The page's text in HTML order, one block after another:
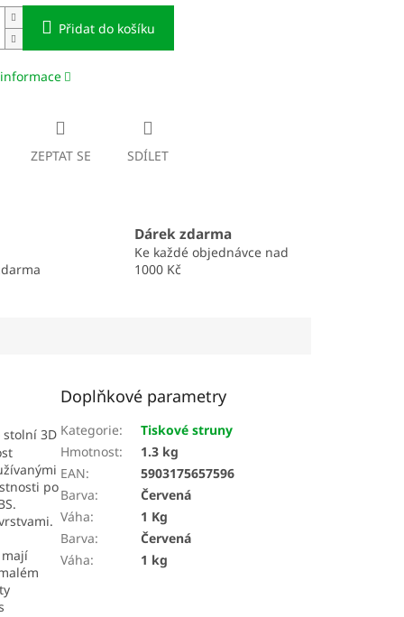
Přidat do košíku
ZEPTAT SE SDÍLET
Dárek zdarma
Ke každé objednávce nad
1000 Kč
3D
po
Doplňkové parametry
Kategorie:
Tiskové struny
Hmotnost:
1.3 kg
EAN:
5903175657596
Barva:
Červená
Váha:
1 Kg
Barva:
Červená
Váha: 1 kg